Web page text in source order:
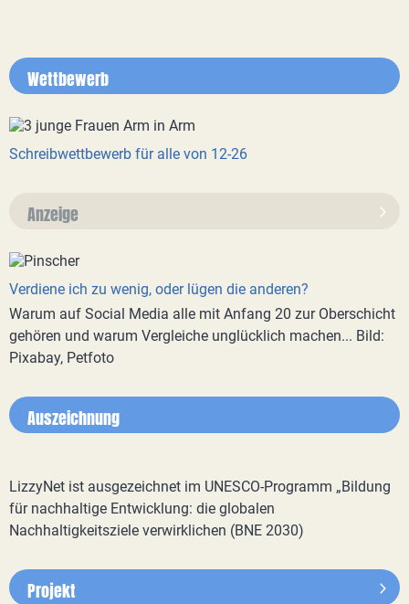
Wettbewerb
Schreibwettbewerb für alle von 12-26
Anzeige
Verdiene ich zu wenig, oder lügen die anderen?
Warum auf Social Media alle mit Anfang 20 zur Oberschicht
gehören und warum Vergleiche unglücklich machen... Bild:
Pixabay, Petfoto
Auszeichnung
LizzyNet ist ausgezeichnet im UNESCO-Programm „Bildung
für nachhaltige Entwicklung: die globalen
Nachhaltigkeitsziele verwirklichen (BNE 2030)
Projekt